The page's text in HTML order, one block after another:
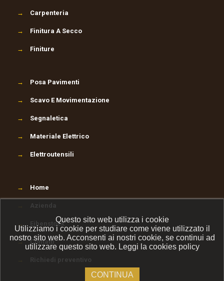
Questo sito web utilizza i cookie
Utilizziamo i cookie per studiare come viene utilizzato il
nostro sito web. Acconsenti ai nostri cookie, se continui ad
utilizzare questo sito web. Leggi la cookies policy
CONTINUA
→ Carpenteria
→ Finitura A Secco
→ Finiture
→ Posa Pavimenti
→ Scavo E Movimentazione
→ Segnaletica
→ Materiale Elettrico
→ Elettroutensili
→ Home
Azienda
→ Eibenstock
→ Contatti
Richiedi preventivo